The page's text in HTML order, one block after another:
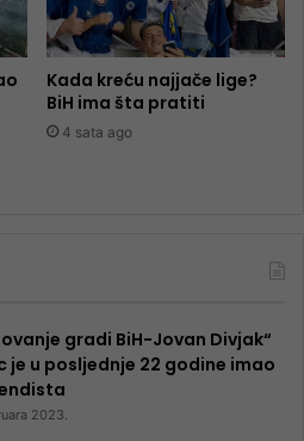
Kada kreću najjače lige?
BiH ima šta pratiti
4 sata ago
gradi BiH-Jovan Divjak“
je u posljednje 22 godine imao
2023.